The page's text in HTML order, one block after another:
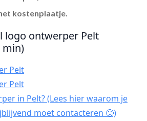
kostenplaatje.
logo ontwerper Pelt
min)
Pelt
Pelt
in Pelt? (Lees hier waarom je
moet contacteren 🙂)